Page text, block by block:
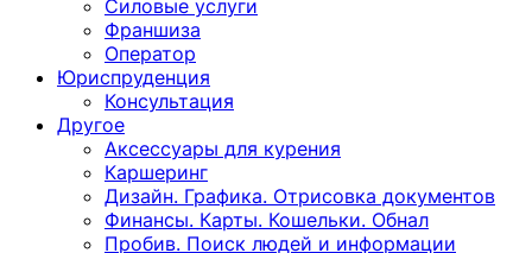
Силовые услуги
Франшиза
Оператор
Юриспруденция
Консультация
Другoе
Аксессуары для курения
Каршеринг
Дизайн. Графика. Отрисовка документов
Финансы. Карты. Кошельки. Обнал
Пробив. Поиск людей и информации